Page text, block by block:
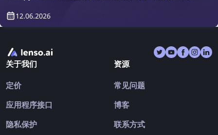
好的以图搜图应用。
12.06.2026
关于我们
定价
应用程序接口
隐私保护
资源
常见问题
博客
联系方式